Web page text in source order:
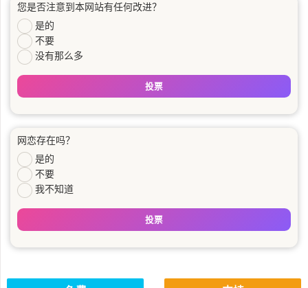
您是否注意到本网站有任何改进？
是的
不要
没有那么多
投票
网恋存在吗？
是的
不要
我不知道
投票